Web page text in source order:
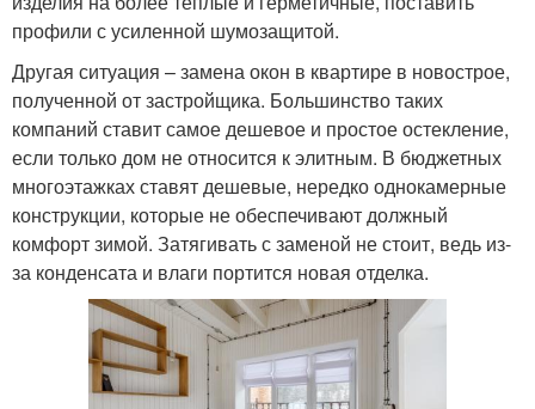
профили с усиленной шумозащитой.
Другая ситуация – замена окон в квартире в новострое,
полученной от застройщика. Большинство таких
компаний ставит самое дешевое и простое остекление,
если только дом не относится к элитным. В бюджетных
многоэтажках ставят дешевые, нередко однокамерные
конструкции, которые не обеспечивают должный
комфорт зимой. Затягивать с заменой не стоит, ведь из-
за конденсата и влаги портится новая отделка.